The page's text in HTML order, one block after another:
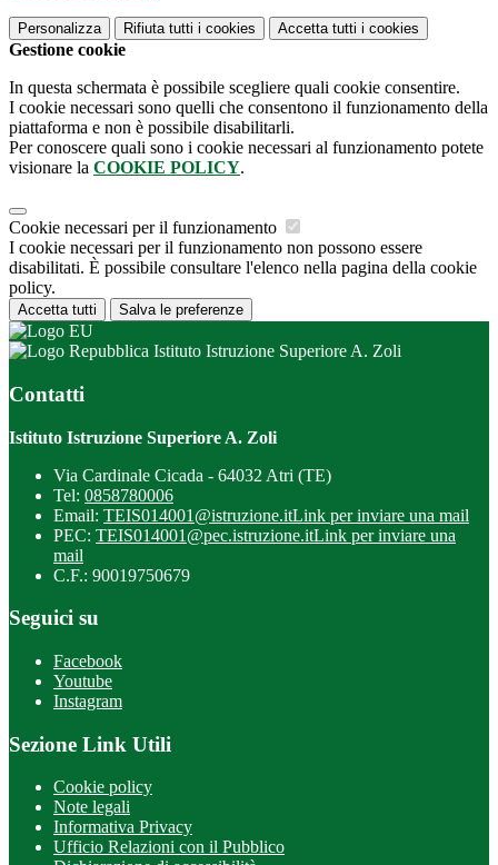
Personalizza Rifiuta tutti i cookies Accetta tutti i cookies
Gestione cookie
In questa schermata è possibile scegliere quali cookie consentire.
I cookie necessari sono quelli che consentono il funzionamento della
piattaforma e non è possibile disabilitarli.
Per conoscere quali sono i cookie necessari al funzionamento potete
visionare la COOKIE POLICY.
Cookie necessari per il funzionamento
I cookie necessari per il funzionamento non possono essere
disabilitati. È possibile consultare l'elenco nella pagina della cookie
policy.
Accetta tutti Salva le preferenze
Istituto Istruzione Superiore A. Zoli
Contatti
Istituto Istruzione Superiore A. Zoli
Via Cardinale Cicada - 64032 Atri (TE)
Tel: 0858780006
Email: TEIS014001@istruzione.itLink per inviare una mail
PEC: TEIS014001@pec.istruzione.itLink per inviare una
mail
C.F.: 90019750679
Seguici su
Facebook
Youtube
Instagram
Sezione Link Utili
Cookie policy
Note legali
Informativa Privacy
Ufficio Relazioni con il Pubblico